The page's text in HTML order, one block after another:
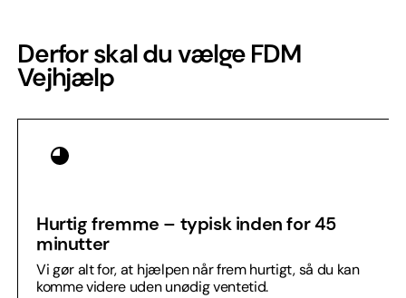
Derfor skal du vælge FDM
Vejhjælp
Hurtig fremme – typisk inden for 45
minutter
Vi gør alt for, at hjælpen når frem hurtigt, så du kan
komme videre uden unødig ventetid.